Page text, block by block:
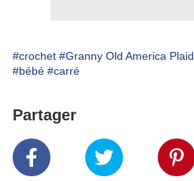
#crochet #Granny Old America Plaid
#bébé #carré
Partager